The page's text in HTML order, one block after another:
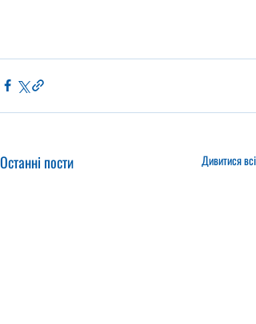
Останні пости Дивитися всі